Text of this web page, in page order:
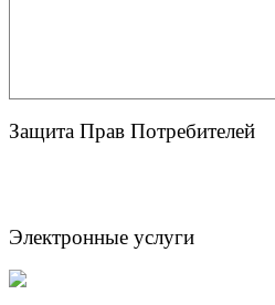
Защита Прав Потребителей
Электронные услуги